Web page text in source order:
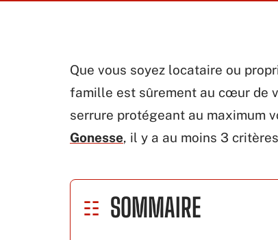
Que vous soyez locataire ou
famille est sûrement au cœur de
serrure protégeant au maximum
Gonesse, il y a au moins 3
SOMMAIRE